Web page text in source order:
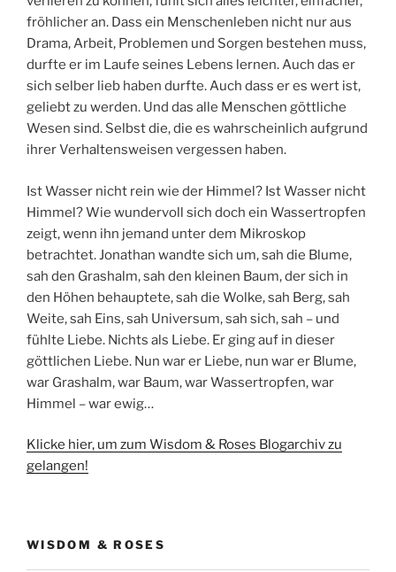
fröhlicher an. Dass ein Menschenleben nicht nur aus
Drama, Arbeit, Problemen und Sorgen bestehen muss,
durfte er im Laufe seines Lebens lernen. Auch das er
sich selber lieb haben durfte. Auch dass er es wert ist,
geliebt zu werden. Und das alle Menschen göttliche
Wesen sind. Selbst die, die es wahrscheinlich aufgrund
ihrer Verhaltensweisen vergessen haben.
Ist Wasser nicht rein wie der Himmel? Ist Wasser nicht
Himmel? Wie wundervoll sich doch ein Wassertropfen
zeigt, wenn ihn jemand unter dem Mikroskop
betrachtet. Jonathan wandte sich um, sah die Blume,
sah den Grashalm, sah den kleinen Baum, der sich in
den Höhen behauptete, sah die Wolke, sah Berg, sah
Weite, sah Eins, sah Universum, sah sich, sah – und
fühlte Liebe. Nichts als Liebe. Er ging auf in dieser
göttlichen Liebe. Nun war er Liebe, nun war er Blume,
war Grashalm, war Baum, war Wassertropfen, war
Himmel – war ewig…
Klicke hier, um zum Wisdom & Roses Blogarchiv zu
gelangen!
WISDOM & ROSES